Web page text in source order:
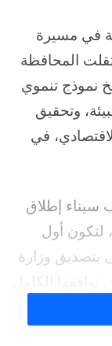
في مسيرة
المحافظة
نموذج تنموي
وتحقيق
في
سيناء إطلاق
لتكون أول
وزارة
ويجعلها الإطار